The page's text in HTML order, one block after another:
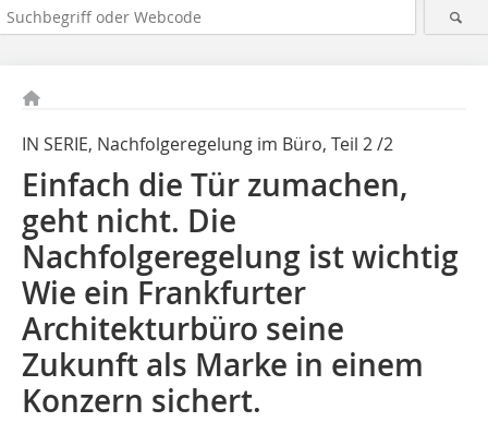
IN SERIE, Nachfolgeregelung im Büro, Teil 2 /2
Einfach die Tür zumachen,
geht nicht. Die
Nachfolgeregelung ist wichtig
Wie ein Frankfurter
Architekturbüro seine
Zukunft als Marke in einem
Konzern sichert.